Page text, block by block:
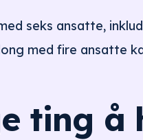
seks ansatte,
med fire ansatte
ting å